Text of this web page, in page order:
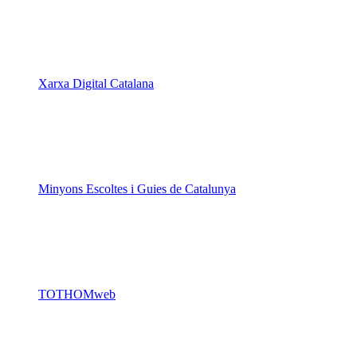
Xarxa Digital Catalana
Minyons Escoltes i Guies de Catalunya
TOTHOMweb